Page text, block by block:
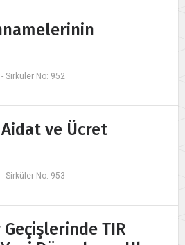
Sirküler No: 952
Aidat ve Ücret
Sirküler No: 953
Geçişlerinde TIR